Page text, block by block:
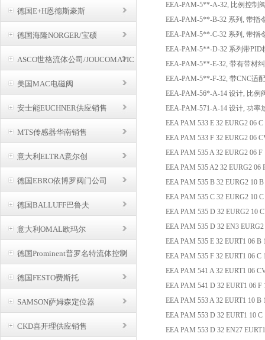
德国E+H恩德斯豪斯
德国海隆NORGER/宝硕
BUSCHJOST
ASCO世格流体公司/JOUCOMATIC
美国MAC电磁阀
安士能EUCHNER供应销售
MTS传感器华南销售
意大利ELTRA意尔创
德国EBRO依博罗阀门公司
德国BALLUFF巴鲁夫
意大利OMAL欧玛尔
德国Prominent普罗名特流体控制
德国FESTO费斯托
SAMSON萨姆森定位器
CKD喜开理供应销售
EEA-PAM-5**-A-32, 比例控制
EEA-PAM-5**-B-32 系列, 带指
EEA-PAM-5**-C-32 系列, 带指
EEA-PAM-5**-D-32 系列带PID
EEA-PAM-5**-E-32, 带有带材
EEA-PAM-5**-F-32, 带CNC适
EEA-PAM-56*-A-14 设计, 比例
EEA-PAM-571-A-14 设计, 功
EEA PAM 533 E 32 EURG2 06
EEA PAM 533 F 32 EURG2 06
EEA PAM 535 A 32 EURG2 06
EEA PAM 535 A2 32 EURG2
EEA PAM 535 B 32 EURG2 10
EEA PAM 535 C 32 EURG2 10
EEA PAM 535 D 32 EURG2 10
EEA PAM 535 D 32 EN3
EEA PAM 535 E 32 EURT1 06
EEA PAM 535 F 32 EURT1 06
EEA PAM 541 A 32 EURT1 06
EEA PAM 541 D 32 EURT1 06
EEA PAM 553 A 32 EURT1 10
EEA PAM 553 D 32 EURT1 10
EEA PAM 553 D 32 EN27